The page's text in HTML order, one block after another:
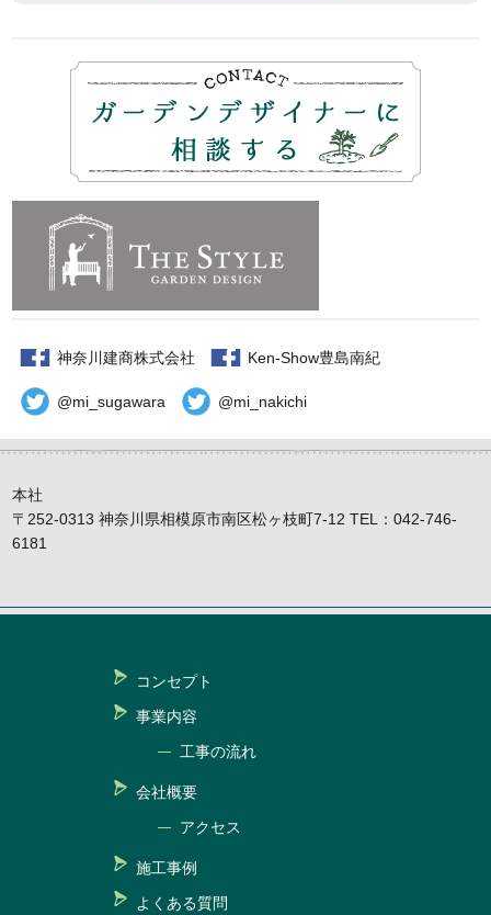
神奈川建商株式会社 Ken-Show豊島南紀
@mi_sugawara @mi_nakichi
本社
〒252-0313 神奈川県相模原市南区松ヶ枝町7-12 TEL：042-746-
6181
コンセプト
事業内容
工事の流れ
会社概要
アクセス
施工事例
よくある質問